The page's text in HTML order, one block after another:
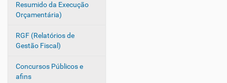
Resumido da Execução
Orçamentária)
RGF (Relatórios de
Gestão Fiscal)
Concursos Públicos e
afins